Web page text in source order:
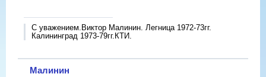
С уважением.Виктор Малинин. Легница 1972-73гг.
Калининград 1973-79гг.КТИ.
Малинин